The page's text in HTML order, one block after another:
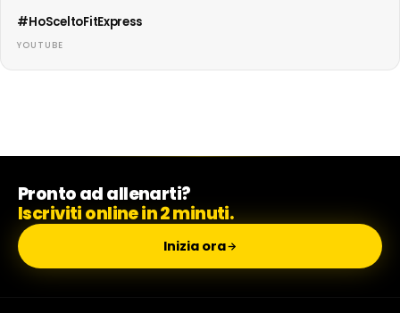
#HoSceltoFitExpress
YOUTUBE
Pronto ad allenarti?
Iscriviti online in 2 minuti.
Inizia ora